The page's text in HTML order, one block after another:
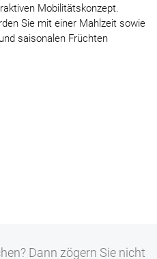
Mobilitätskonzept.
Sie mit einer Mahlzeit sowie
saisonalen Früchten
Dann zögern Sie nicht